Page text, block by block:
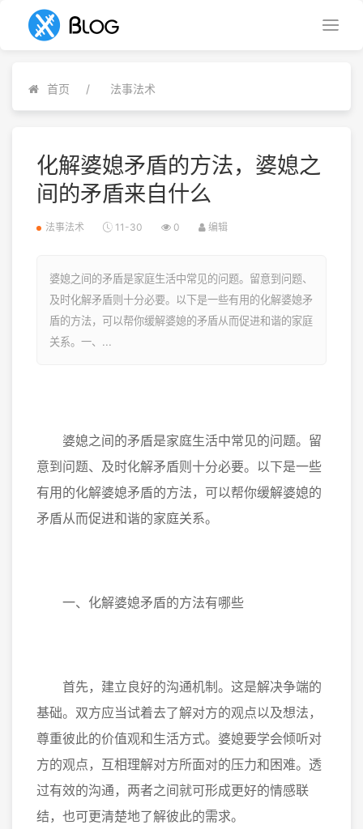
首页 法事法术
化解婆媳矛盾的方法，婆媳之
间的矛盾来自什么
法事法术 11-30 0 编辑
婆媳之间的矛盾是家庭生活中常见的问题。留意到问题、
及时化解矛盾则十分必要。以下是一些有用的化解婆媳矛
盾的方法，可以帮你缓解婆媳的矛盾从而促进和谐的家庭
关系。一、...
婆媳之间的矛盾是家庭生活中常见的问题。留
意到问题、及时化解矛盾则十分必要。以下是一些
有用的化解婆媳矛盾的方法，可以帮你缓解婆媳的
矛盾从而促进和谐的家庭关系。
一、化解婆媳矛盾的方法有哪些
首先，建立良好的沟通机制。这是解决争端的
基础。双方应当试着去了解对方的观点以及想法，
尊重彼此的价值观和生活方式。婆媳要学会倾听对
方的观点，互相理解对方所面对的压力和困难。透
过有效的沟通，两者之间就可形成更好的情感联
结，也可更清楚地了解彼此的需求。